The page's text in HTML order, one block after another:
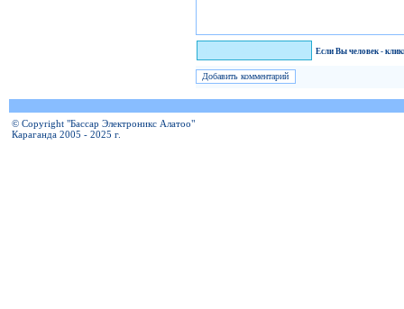
Если Вы человек -
© Copyright "Бассар Электроникс Алатоо"
Караганда 2005 - 2025 г.